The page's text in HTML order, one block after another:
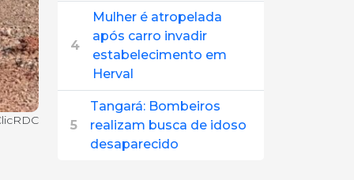
4
Mulher é atropelada
após carro invadir
estabelecimento em
Herval
5
Tangará: Bombeiros
realizam busca de idoso
desaparecido